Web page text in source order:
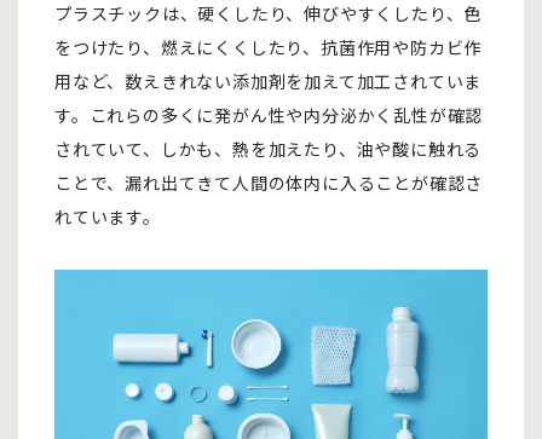
プラスチックは、硬くしたり、伸びやすくしたり、色
をつけたり、燃えにくくしたり、抗菌作用や防カビ作
用など、数えきれない添加剤を加えて加工されていま
す。これらの多くに発がん性や内分泌かく乱性が確認
されていて、しかも、熱を加えたり、油や酸に触れる
ことで、漏れ出てきて人間の体内に入ることが確認さ
れています。